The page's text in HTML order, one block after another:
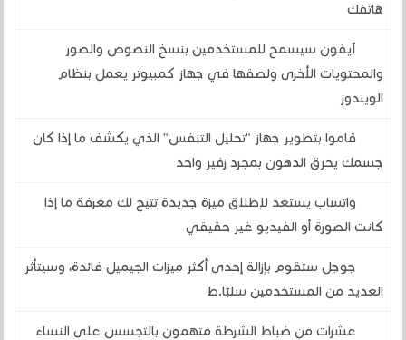
هاتفك
آيفون سيسمح للمستخدمين بنسخ النصوص والصور
والمحتويات الأخرى ولصقها في جهاز كمبيوتر يعمل بنظام
الويندوز
قاموا بتطوير جهاز "تحليل التنفس" الذي يكشف ما إذا كان
جسمك يحرق الدهون بمجرد زفير واحد
واتساب يستعد لإطلاق ميزة جديدة تتيح لك معرفة ما إذا
كانت الصورة أو الفيديو غير حقيقي
جوجل ستقوم بإزالة إحدى أكثر ميزات الجيميل فائدة، وسيتأثر
العديد من المستخدمين سلبًا.ط
عشرات من ضباط الشرطة متهمون بالتجسس على النساء